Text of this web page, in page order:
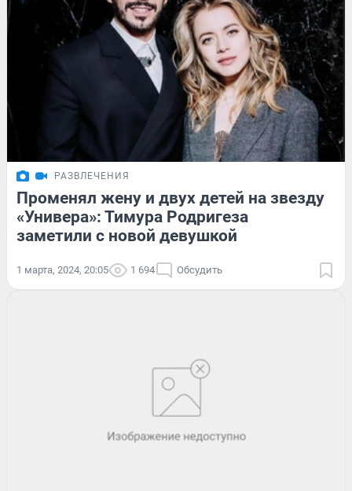
РАЗВЛЕЧЕНИЯ
Променял жену и двух детей на звезду
«Универа»: Тимура Родригеза
заметили с новой девушкой
1 марта, 2024, 20:05 1 694 Обсудить